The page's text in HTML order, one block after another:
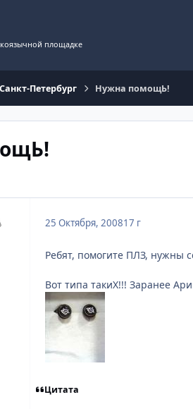
площадке
Санкт-Петербург Нужна помощЬ!
25 Октября, 200817 г
Ребят, помогите ПЛЗ, нужны
Вот типа такиХ!!! Заранее
Цитата